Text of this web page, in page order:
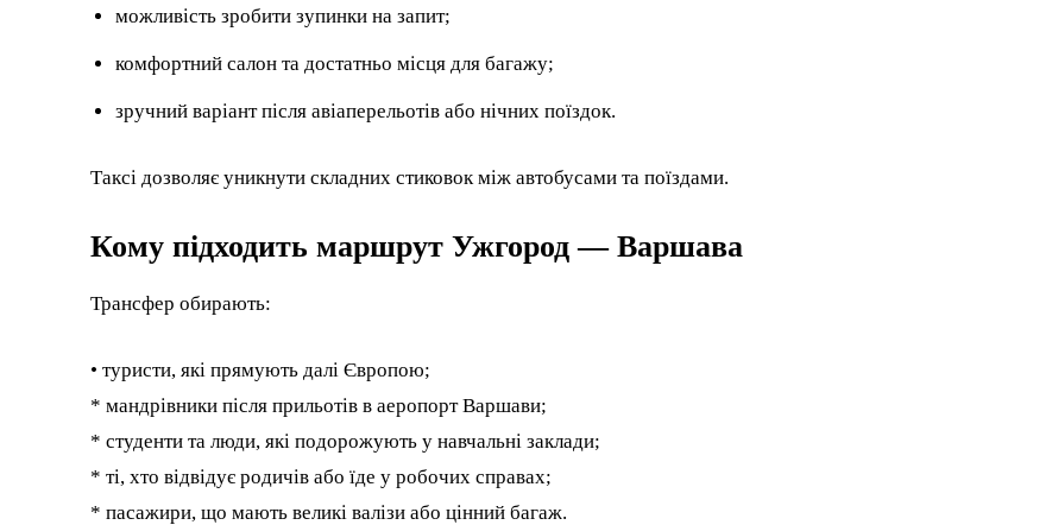
можливість зробити зупинки на запит;
комфортний салон та достатньо місця для багажу;
зручний варіант після авіаперельотів або нічних поїздок.
Таксі дозволяє уникнути складних стиковок між автобусами та поїздами.
Кому підходить маршрут Ужгород — Варшава
Трансфер обирають:
• туристи, які прямують далі Європою;
* мандрівники після прильотів в аеропорт Варшави;
* студенти та люди, які подорожують у навчальні заклади;
* ті, хто відвідує родичів або їде у робочих справах;
* пасажири, що мають великі валізи або цінний багаж.